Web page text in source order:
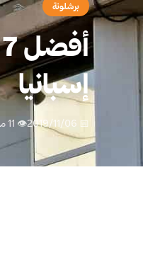
برشلونة
إسبانيا
📅 2019/11/06 👁 11 مشاهدة